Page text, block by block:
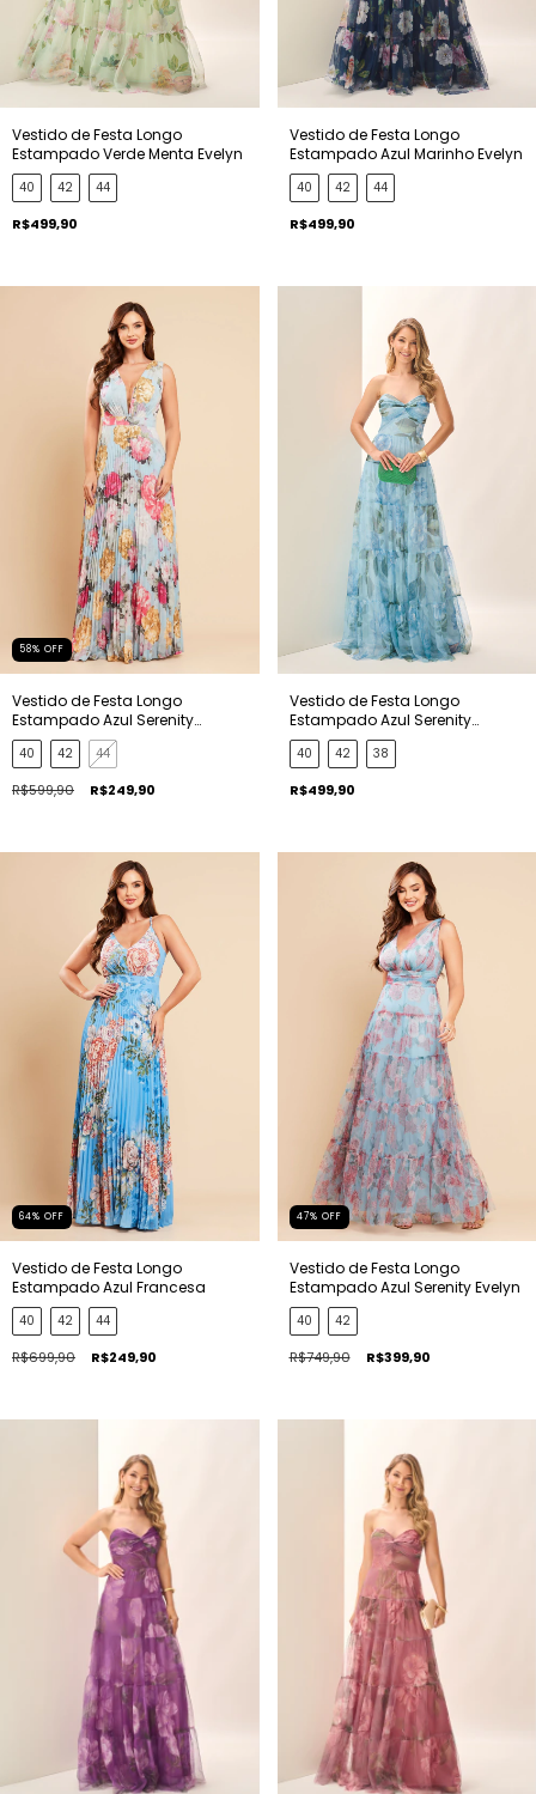
Vestido de Festa Longo
Estampado Verde Menta Evelyn
40 42 44
R$499,90
Vestido de Festa Longo
Estampado Azul Marinho Evelyn
40 42 44
R$499,90
58% OFF
Vestido de Festa Longo
Estampado Azul Serenity
Patricia
40 42 44
R$599,90 R$249,90
Vestido de Festa Longo
Estampado Azul Serenity
Antonela
40 42 38
R$499,90
64% OFF
Vestido de Festa Longo
Estampado Azul Francesa
40 42 44
R$699,90 R$249,90
47% OFF
Vestido de Festa Longo
Estampado Azul Serenity Evelyn
40 42
R$749,90 R$399,90